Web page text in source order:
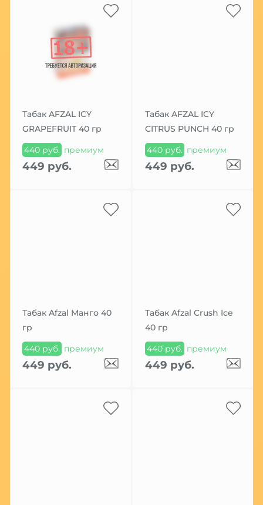
Табак AFZAL ICY
GRAPEFRUIT 40 гр
440 руб. премиум
449 руб.
Табак AFZAL ICY
CITRUS PUNCH 40 гр
440 руб. премиум
449 руб.
Табак Afzal Манго 40
гр
440 руб. премиум
449 руб.
Табак Afzal Crush Ice
40 гр
440 руб. премиум
449 руб.